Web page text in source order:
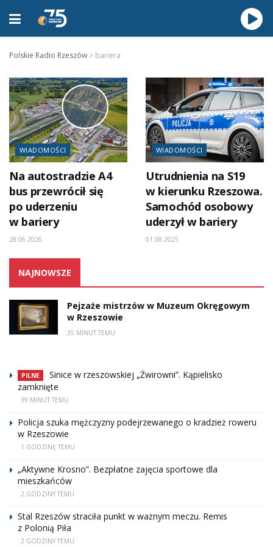
Polskie Radio Rzeszów > bariera
WIADOMOŚCI
Na autostradzie A4
bus przewrócił się
po uderzeniu
w bariery
28.06.2026
WIADOMOŚCI
Utrudnienia na S19
w kierunku Rzeszowa.
Samochód osobowy
uderzył w bariery
01.08.2025
NAJNOWSZE
Pejzaże mistrzów w Muzeum Okręgowym
w Rzeszowie
35 MINUT TEMU
PILNE
Sinice w rzeszowskiej „Żwirowni”. Kąpielisko
zamknięte
39 MINUT TEMU
Policja szuka mężczyzny podejrzewanego o kradzież roweru
w Rzeszowie
1 GODZINĘ TEMU
„Aktywne Krosno”. Bezpłatne zajęcia sportowe dla
mieszkańców
2 GODZINY TEMU
Stal Rzeszów straciła punkt w ważnym meczu. Remis
z Polonią Piła
2 GODZINY TEMU